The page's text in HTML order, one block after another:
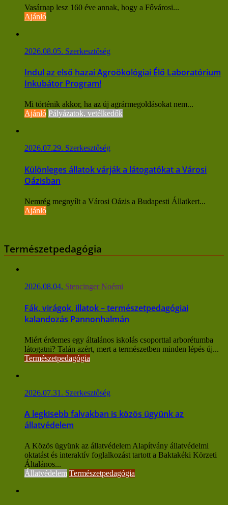
Vasárnap lesz 160 éve annak, hogy a Fővárosi...
Ajánló
2026.08.05. Szerkesztőség
Indul az első hazai Agroökológiai Élő Laboratórium
Inkubátor Program!
Mi történik akkor, ha az új agrármegoldásokat nem...
Ajánló Pályázatok, vetélkedők
2026.07.29. Szerkesztőség
Különleges állatok várják a látogatókat a Városi
Oázisban
Nemrég megnyílt a Városi Oázis a Budapesti Állatkert...
Ajánló
Természetpedagógia
2026.08.04. Stencinger Noémi
Fák, virágok, illatok – természetpedagógiai
kalandozás Pannonhalmán
Miért érdemes egy általános iskolás csoporttal arborétumba
látogatni? Talán azért, mert a természetben minden lépés új...
Természetpedagógia
2026.07.31. Szerkesztőség
A legkisebb falvakban is közös ügyünk az
állatvédelem
A Közös ügyünk az állatvédelem Alapítvány állatvédelmi
oktatást és interaktív foglalkozást tartott a Baktakéki Körzeti
Általános...
Állatvédelem Természetpedagógia